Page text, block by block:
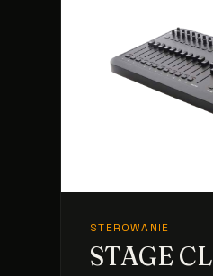
STEROWANIE
STAGE CL